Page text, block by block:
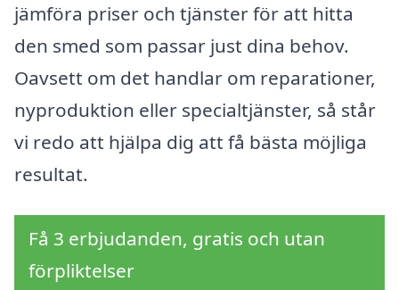
jämföra priser och tjänster för att hitta
den smed som passar just dina behov.
Oavsett om det handlar om reparationer,
nyproduktion eller specialtjänster, så står
vi redo att hjälpa dig att få bästa möjliga
resultat.
Få 3 erbjudanden, gratis och utan
förpliktelser